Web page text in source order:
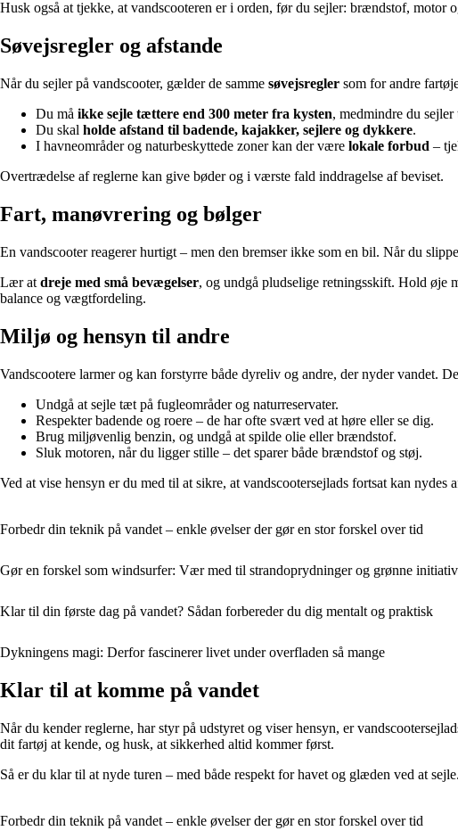
Husk også at tjekke, at vandscooteren er i orden, før du sejler: brændstof, motor
Søvejsregler og afstande
Når du sejler på vandscooter, gælder de samme søvejsregler som for andre
Du må ikke sejle tættere end 300 meter fra kysten, medmindre du
Du skal holde afstand til badende, kajakker, sejlere og dykkere.
I havneområder og naturbeskyttede zoner kan der være lokale forbud –
Overtrædelse af reglerne kan give bøder og i værste fald inddragelse af beviset.
Fart, manøvrering og bølger
En vandscooter reagerer hurtigt – men den bremser ikke som en bil. Når du
Lær at dreje med små bevægelser, og undgå pludselige retningsskift. Hold øje
balance og vægtfordeling.
Miljø og hensyn til andre
Vandscootere larmer og kan forstyrre både dyreliv og andre, der nyder vandet.
Undgå at sejle tæt på fugleområder og naturreservater.
Respekter badende og roere – de har ofte svært ved at høre eller se dig.
Brug miljøvenlig benzin, og undgå at spilde olie eller brændstof.
Sluk motoren, når du ligger stille – det sparer både brændstof og støj.
Ved at vise hensyn er du med til at sikre, at vandscootersejlads fortsat kan nydes
Forbedr din teknik på vandet – enkle øvelser der gør en stor forskel over tid
Gør en forskel som windsurfer: Vær med til strandoprydninger og grønne
Klar til din første dag på vandet? Sådan forbereder du dig mentalt og praktisk
Dykningens magi: Derfor fascinerer livet under overfladen så mange
Klar til at komme på vandet
Når du kender reglerne, har styr på udstyret og viser hensyn, er
dit fartøj at kende, og husk, at sikkerhed altid kommer først.
Så er du klar til at nyde turen – med både respekt for havet og glæden ved at sejle.
Forbedr din teknik på vandet – enkle øvelser der gør en stor forskel over tid